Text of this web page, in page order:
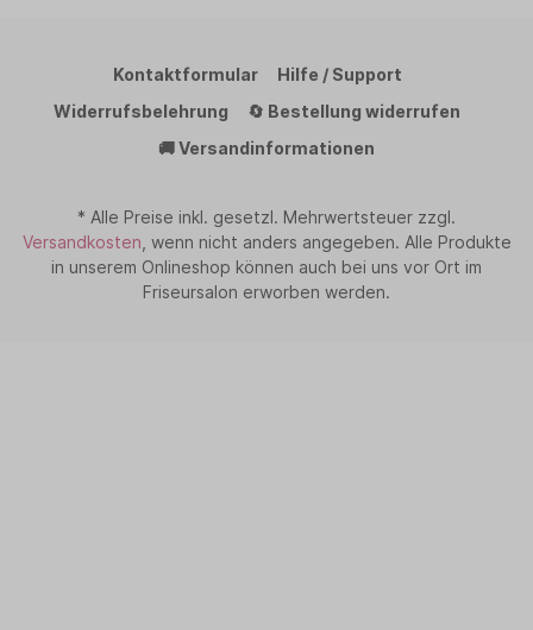
Kontaktformular
Hilfe / Support
Widerrufsbelehrung
🔄 Bestellung widerrufen
🚚 Versandinformationen
* Alle Preise inkl. gesetzl. Mehrwertsteuer zzgl.
Versandkosten , wenn nicht anders angegeben. Alle Produkte
in unserem Onlineshop können auch bei uns vor Ort im
Friseursalon erworben werden.